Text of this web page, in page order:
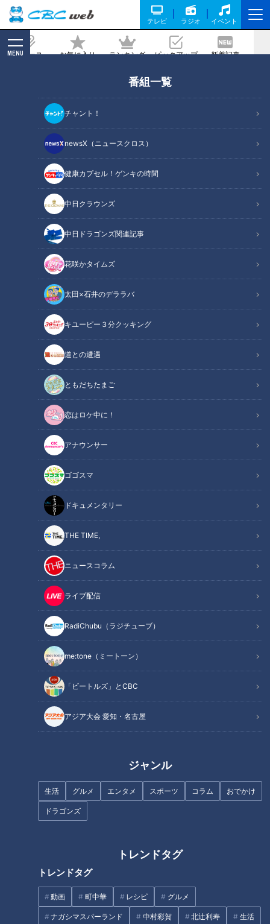
テレビ ラジオ イベント
ニュース お気に入り ランキング ピックアップ 新着記事
MENU
番組一覧
チャント！
newsX（ニュースクロス）
健康カプセル！ゲンキの時間
中日クラウンズ
中日ドラゴンズ関連記事
花咲かタイムズ
太田×石井のデララバ
キユーピー３分クッキング
道との遭遇
ともだちたまご
恋はロケ中に！
アナウンサー
ゴゴスマ
ドキュメンタリー
THE TIME,
ニュースコラム
ライブ配信
RadiChubu（ラジチューブ）
me:tone（ミートーン）
「ビートルズ」とCBC
アジア大会 愛知・名古屋
ジャンル
生活 グルメ エンタメ スポーツ コラム おでかけ
ドラゴンズ
トレンドタグ
トレンドタグ
動画 町中華 レシピ グルメ
ナガシマスパーランド 中村彩賀 北辻利寿 生活
ユーピー３分クッキング】
2026/06/16 18:00
CBCテレビ：画像『キユーピー3分クッキング』
キユーピー３分クッキング
レシピ紹介
みそと粉末にした削りがつおの風味がよく重なり合う、作りお
きに便利なおかず。冷蔵で5日ほど保存が可能です。（講師：
きじまりゅうた先生／キユーピー３分クッキング ）
関連リンク
材料（作りやすい分量）
作り方
オススメ関連コンテンツ
材料（作りやすい分量）
なす 4～5個(400g)
大豆<サラダクラブ>(蒸し) 2袋(120g)
削りがつお 2g
水、みそ 各大さじ2
みりん 大さじ1
砂糖、しょうゆ 各大さじ1/2
作り方
1 分量の水、みそ、みりん、砂糖、しょうゆを混ぜておく。
2 なすはヘタを除き、ヘタのほうを少し残して、1～1.5cm角
のさいの目になるように端から切る。水に3分ほどさらす。
3 フライパンに水気をきった2を入れ、油大さじ1をからめて